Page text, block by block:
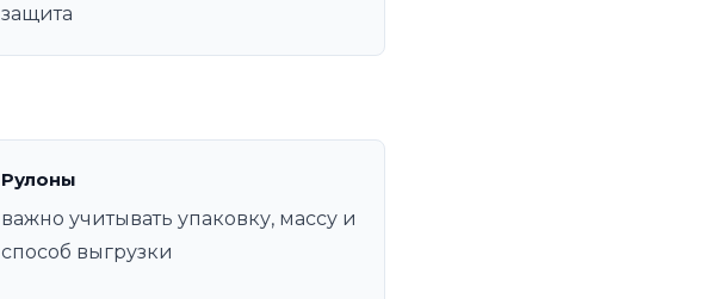
защита
Рулоны
важно учитывать упаковку, массу и
способ выгрузки